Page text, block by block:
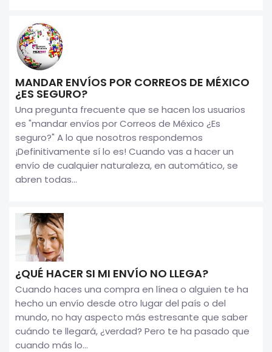
MANDAR ENVÍOS POR CORREOS DE MÉXICO
¿ES SEGURO?
Una pregunta frecuente que se hacen los usuarios
es "mandar envíos por Correos de México ¿Es
seguro?" A lo que nosotros respondemos
¡Definitivamente sí lo es! Cuando vas a hacer un
envío de cualquier naturaleza, en automático, se
abren todas...
¿QUÉ HACER SI MI ENVÍO NO LLEGA?
Cuando haces una compra en línea o alguien te ha
hecho un envío desde otro lugar del país o del
mundo, no hay aspecto más estresante que saber
cuándo te llegará, ¿verdad? Pero te ha pasado que
cuando más lo...